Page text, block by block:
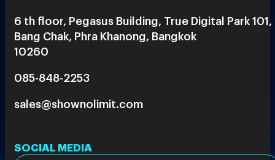
6 th floor, Pegasus Building, True Digital Park 101,
Bang Chak, Phra Khanong, Bangkok
10260
085-848-2253
sales@shownolimit.com
SOCIAL MEDIA